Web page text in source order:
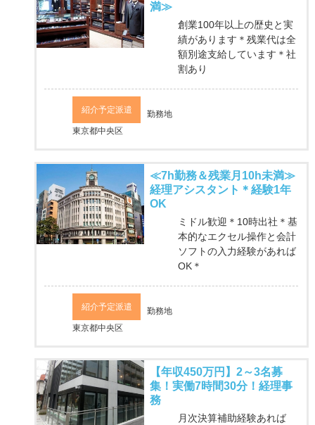
満≫
創業100年以上の歴史と実
績があります＊残業代は全
額別途支給しています＊社
割あり
紹介予定派遣
勤務地
東京都中央区
≪7h勤務＆残業月10h未満≫
経理アシスタント＊経験1年
OK
ミドル歓迎＊10時出社＊基
本的なエクセル操作と会計
ソフトの入力経験があれば
OK＊
紹介予定派遣
勤務地
東京都中央区
【年収450万円】2～3名募
集！実働7時間30分！経理事
務
月次決算補助経験あれば